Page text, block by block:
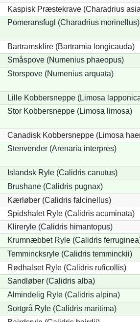
Kaspisk Præstekrave (Charadrius
Pomeransfugl (Charadrius morinellus)
Bartramsklire (Bartramia longicauda)
Småspove (Numenius phaeopus)
Storspove (Numenius arquata)
Lille Kobbersneppe (Limosa
Stor Kobbersneppe (Limosa limosa)
Canadisk Kobbersneppe (Limosa
Stenvender (Arenaria interpres)
Islandsk Ryle (Calidris canutus)
Brushane (Calidris pugnax)
Kærløber (Calidris falcinellus)
Spidshalet Ryle (Calidris acuminata)
Klireryle (Calidris himantopus)
Krumnæbbet Ryle (Calidris
Temmincksryle (Calidris temminckii)
Rødhalset Ryle (Calidris ruficollis)
Sandløber (Calidris alba)
Almindelig Ryle (Calidris alpina)
Sortgrå Ryle (Calidris maritima)